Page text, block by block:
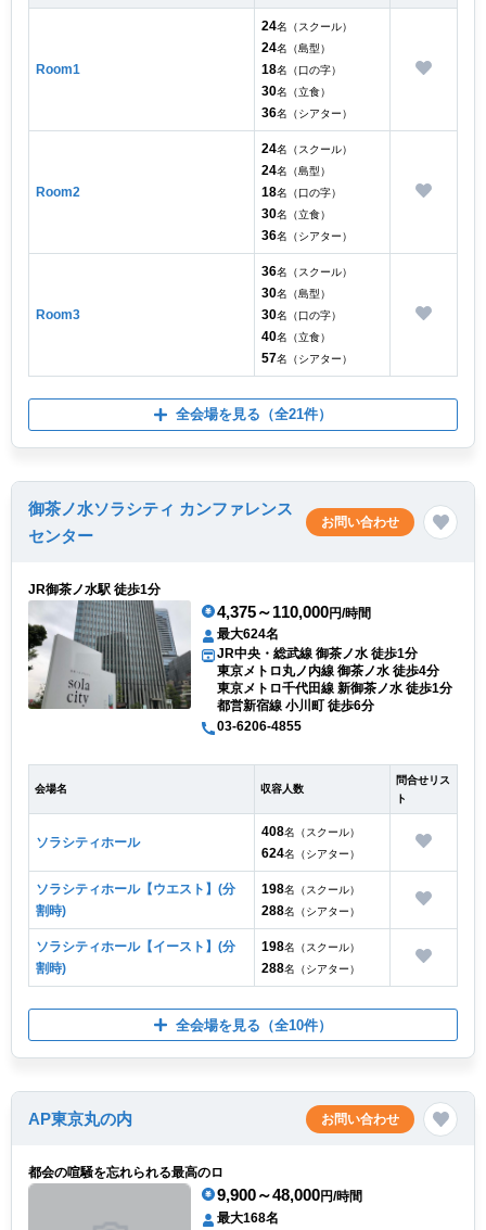
Room1
24名（スクール）
24名（島型）
18名（口の字）
30名（立食）
36名（シアター）
Room2
24名（スクール）
24名（島型）
18名（口の字）
30名（立食）
36名（シアター）
Room3
36名（スクール）
30名（島型）
30名（口の字）
40名（立食）
57名（シアター）
全会場を見る （全21件）
御茶ノ水ソラシティ カンファレンス
センター
お問い合わせ
JR御茶ノ水駅 徒歩1分
4,375～110,000円/時間
最大624名
JR中央・総武線 御茶ノ水 徒歩1分
東京メトロ丸ノ内線 御茶ノ水 徒歩4分
東京メトロ千代田線 新御茶ノ水 徒歩1分
都営新宿線 小川町 徒歩6分
03-6206-4855
会場名 収容人数
問合せリス
ト
ソラシティホール
408名（スクール）
624名（シアター）
ソラシティホール【ウエスト】(分
割時)
198名（スクール）
288名（シアター）
ソラシティホール【イースト】(分
割時)
198名（スクール）
288名（シアター）
全会場を見る （全10件）
AP東京丸の内 お問い合わせ
都会の喧騒を忘れられる最高のロ
9,900～48,000円/時間
最大168名